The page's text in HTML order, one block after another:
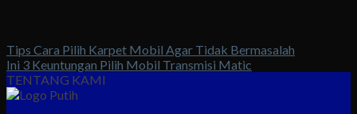
Tips Cara Pilih Karpet Mobil Agar Tidak Bermasalah
Ini 3 Keuntungan Pilih Mobil Transmisi Matic
TENTANG KAMI